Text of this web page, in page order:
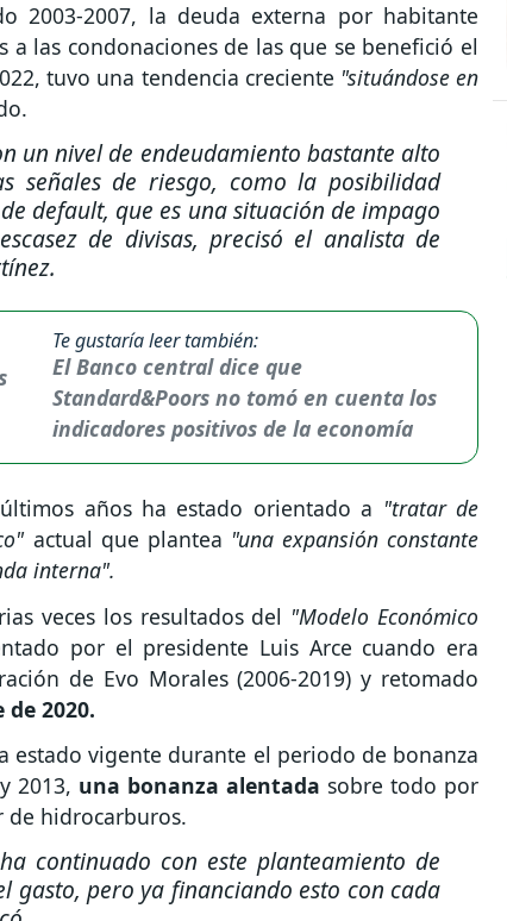
2003-2007, la deuda externa por habitante
a las condonaciones de las que se benefició el
tuvo una tendencia creciente "situándose en
un nivel de endeudamiento bastante alto
señales de riesgo, como la posibilidad
default, que es una situación de impago
de divisas, precisó el analista de
Te gustaría leer también:
El Banco central dice que
Standard&Poors no tomó en cuenta los
indicadores positivos de la economía
años ha estado orientado a "tratar de
actual que plantea "una expansión constante
interna".
veces los resultados del "Modelo Económico
por el presidente Luis Arce cuando era
de Evo Morales (2006-2019) y retomado
2020.
estado vigente durante el periodo de bonanza
2013, una bonanza alentada sobre todo por
hidrocarburos.
continuado con este planteamiento de
gasto, pero ya financiando esto con cada